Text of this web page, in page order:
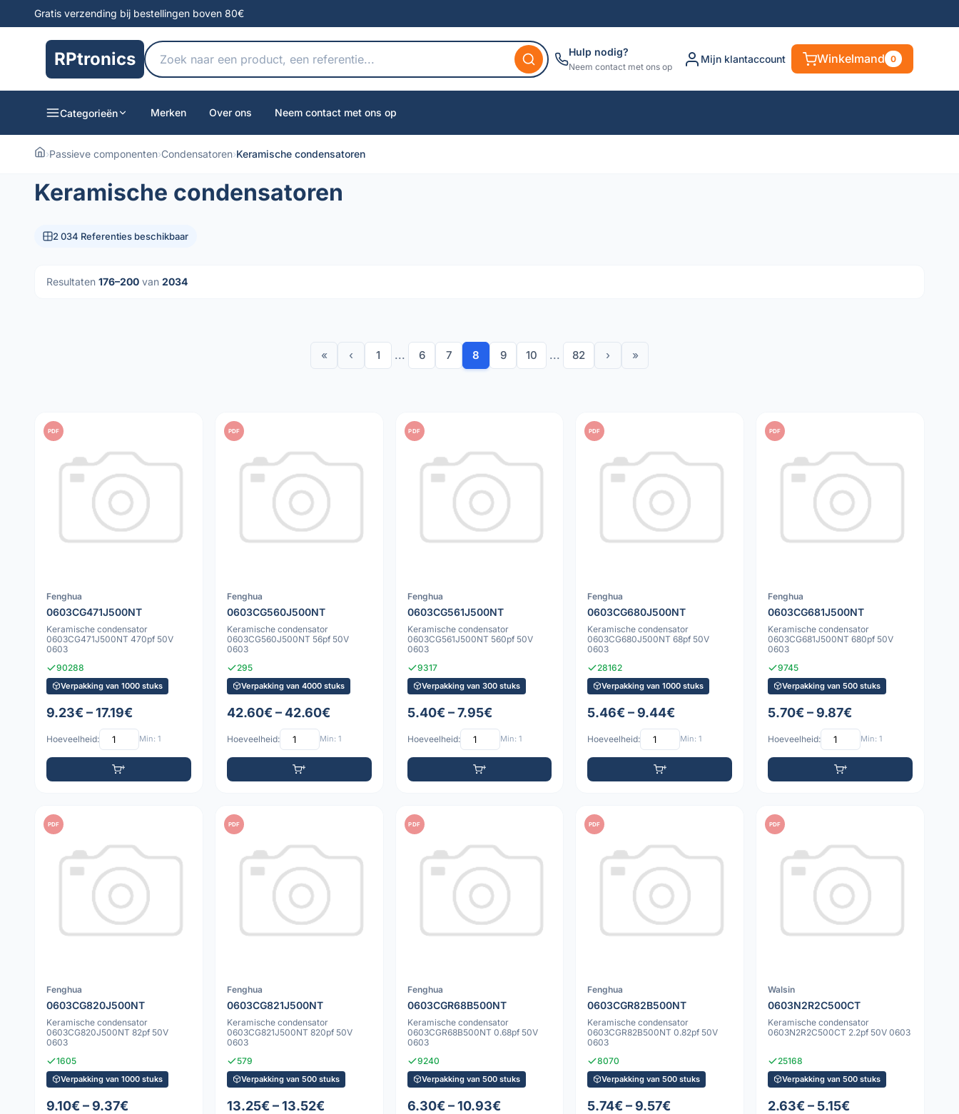
Gratis verzending bij bestellingen boven 80€
RPtronics Hulp nodig?
Neem contact met ons op
Mijn klantaccount Winkelmand 0
Categorieën Merken Over ons Neem contact met ons op
›Passieve componenten›Condensatoren›Keramische condensatoren
Keramische condensatoren
2 034 Referenties beschikbaar
Resultaten 176–200 van 2034
« ‹ 1 ... 6 7 8 9 10 ... 82 › »
PDF
Fenghua
0603CG471J500NT
Keramische condensator
0603CG471J500NT 470pf 50V
0603
90288
Verpakking van 1000 stuks
9.23€ – 17.19€
Hoeveelheid: Min: 1
PDF
Fenghua
0603CG560J500NT
Keramische condensator
0603CG560J500NT 56pf 50V
0603
295
Verpakking van 4000 stuks
42.60€ – 42.60€
Hoeveelheid: Min: 1
PDF
Fenghua
0603CG561J500NT
Keramische condensator
0603CG561J500NT 560pf 50V
0603
9317
Verpakking van 300 stuks
5.40€ – 7.95€
Hoeveelheid: Min: 1
PDF
Fenghua
0603CG680J500NT
Keramische condensator
0603CG680J500NT 68pf 50V
0603
28162
Verpakking van 1000 stuks
5.46€ – 9.44€
Hoeveelheid: Min: 1
PDF
Fenghua
0603CG681J500NT
Keramische condensator
0603CG681J500NT 680pf 50V
0603
9745
Verpakking van 500 stuks
5.70€ – 9.87€
Hoeveelheid: Min: 1
PDF
Fenghua
0603CG820J500NT
Keramische condensator
0603CG820J500NT 82pf 50V
0603
1605
Verpakking van 1000 stuks
9.10€ – 9.37€
PDF
Fenghua
0603CG821J500NT
Keramische condensator
0603CG821J500NT 820pf 50V
0603
579
Verpakking van 500 stuks
13.25€ – 13.52€
PDF
Fenghua
0603CGR68B500NT
Keramische condensator
0603CGR68B500NT 0.68pf 50V
0603
9240
Verpakking van 500 stuks
6.30€ – 10.93€
PDF
Fenghua
0603CGR82B500NT
Keramische condensator
0603CGR82B500NT 0.82pf 50V
0603
8070
Verpakking van 500 stuks
5.74€ – 9.57€
PDF
Walsin
0603N2R2C500CT
Keramische condensator
0603N2R2C500CT 2.2pf 50V 0603
25168
Verpakking van 500 stuks
2.63€ – 5.15€